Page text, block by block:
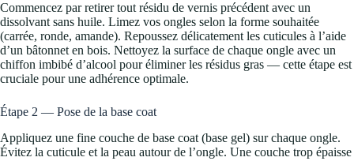
Commencez par retirer tout résidu de vernis précédent avec un
dissolvant sans huile. Limez vos ongles selon la forme souhaitée
(carrée, ronde, amande). Repoussez délicatement les cuticules à l’aide
d’un bâtonnet en bois. Nettoyez la surface de chaque ongle avec un
chiffon imbibé d’alcool pour éliminer les résidus gras — cette étape est
cruciale pour une adhérence optimale.
Étape 2 — Pose de la base coat
Appliquez une fine couche de base coat (base gel) sur chaque ongle.
Évitez la cuticule et la peau autour de l’ongle. Une couche trop épaisse